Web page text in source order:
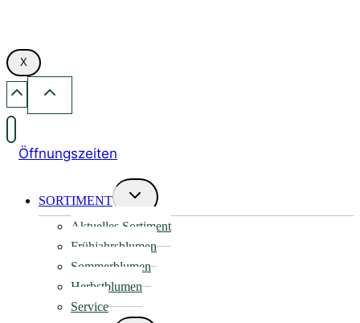
X
Öffnungszeiten
SORTIMENT
Untermenü
umschalten
Aktuelles Sortiment
Frühjahrsblumen
Sommerblumen
Herbstblumen
Service